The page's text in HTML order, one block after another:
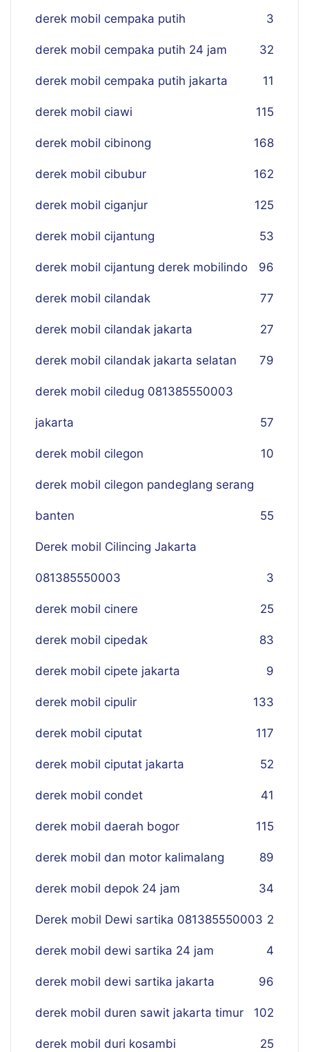
derek mobil cempaka putih 3
derek mobil cempaka putih 24 jam 32
derek mobil cempaka putih jakarta 11
derek mobil ciawi 115
derek mobil cibinong 168
derek mobil cibubur 162
derek mobil ciganjur 125
derek mobil cijantung 53
derek mobil cijantung derek mobilindo 96
derek mobil cilandak 77
derek mobil cilandak jakarta 27
derek mobil cilandak jakarta selatan 79
derek mobil ciledug 081385550003
jakarta 57
derek mobil cilegon 10
derek mobil cilegon pandeglang serang
banten 55
Derek mobil Cilincing Jakarta
081385550003 3
derek mobil cinere 25
derek mobil cipedak 83
derek mobil cipete jakarta 9
derek mobil cipulir 133
derek mobil ciputat 117
derek mobil ciputat jakarta 52
derek mobil condet 41
derek mobil daerah bogor 115
derek mobil dan motor kalimalang 89
derek mobil depok 24 jam 34
Derek mobil Dewi sartika 081385550003 2
derek mobil dewi sartika 24 jam 4
derek mobil dewi sartika jakarta 96
derek mobil duren sawit jakarta timur 102
derek mobil duri kosambi 25